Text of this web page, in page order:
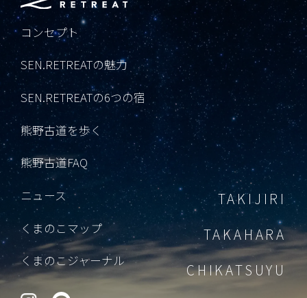
コンセプト
SEN.RETREATの魅力
SEN.RETREATの6つの宿
熊野古道を歩く
熊野古道FAQ
ニュース
くまのこマップ
くまのこジャーナル
TAKIJIRI
TAKAHARA
CHIKATSUYU